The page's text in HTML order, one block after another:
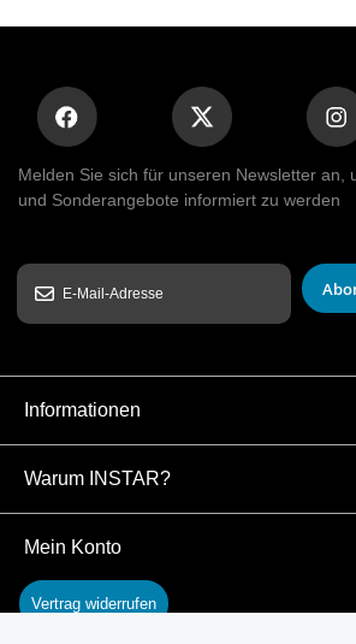
Melden Sie sich für unseren Newsletter an,
und Sonderangebote informiert zu werden
Informationen
Warum INSTAR?
Mein Konto
Vertrag widerrufen